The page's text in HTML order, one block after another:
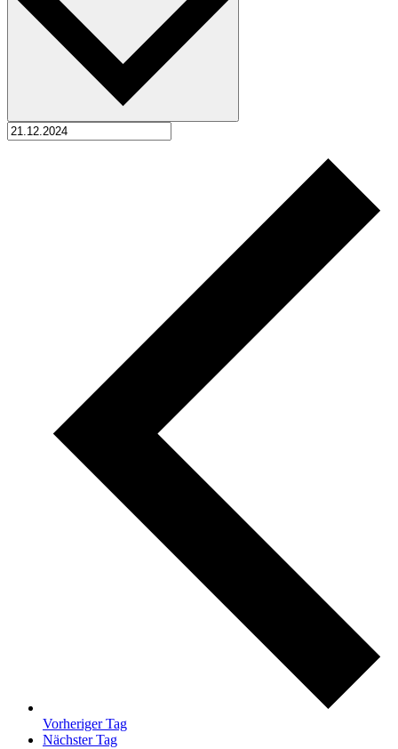
Vorheriger Tag
Nächster Tag